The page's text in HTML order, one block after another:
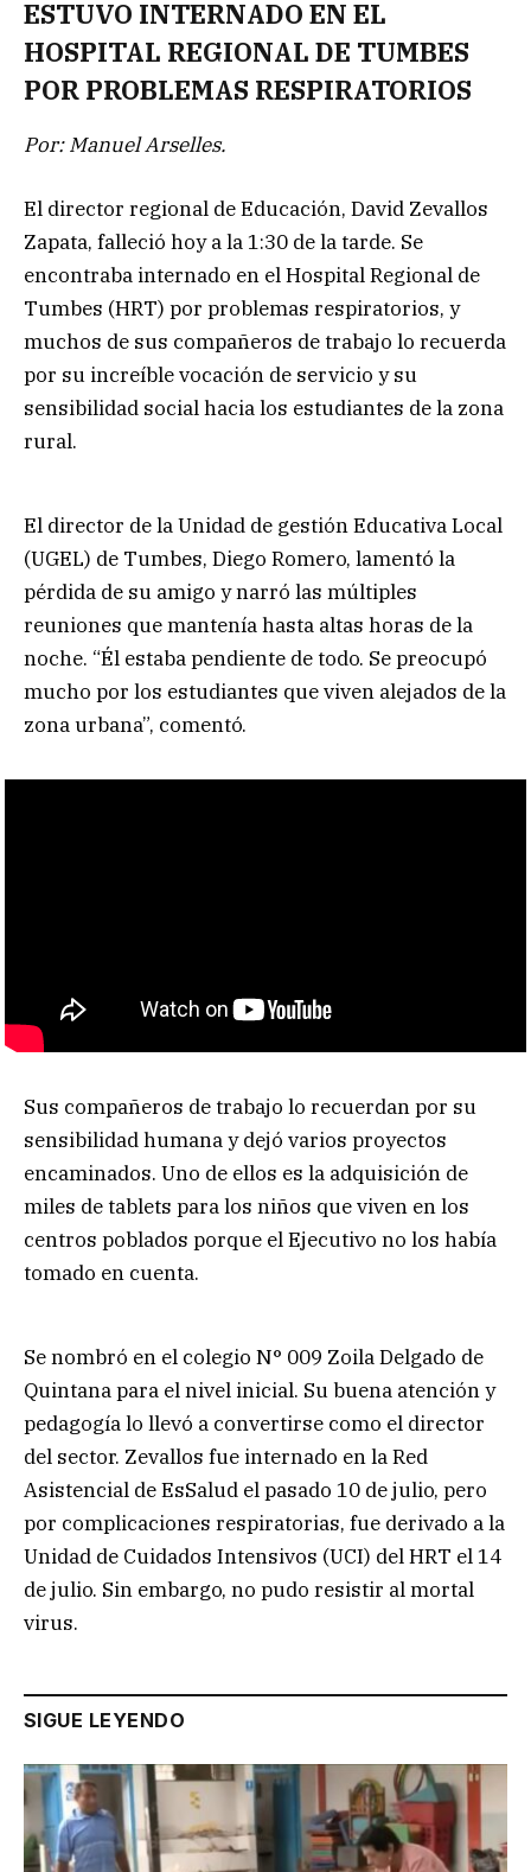
ESTUVO INTERNADO EN EL
HOSPITAL REGIONAL DE TUMBES
POR PROBLEMAS RESPIRATORIOS
Por: Manuel Arselles.
El director regional de Educación, David Zevallos
Zapata, falleció hoy a la 1:30 de la tarde. Se
encontraba internado en el Hospital Regional de
Tumbes (HRT) por problemas respiratorios, y
muchos de sus compañeros de trabajo lo recuerda
por su increíble vocación de servicio y su
sensibilidad social hacia los estudiantes de la zona
rural.
El director de la Unidad de gestión Educativa Local
(UGEL) de Tumbes, Diego Romero, lamentó la
pérdida de su amigo y narró las múltiples
reuniones que mantenía hasta altas horas de la
noche. “Él estaba pendiente de todo. Se preocupó
mucho por los estudiantes que viven alejados de la
zona urbana”, comentó.
Sus compañeros de trabajo lo recuerdan por su
sensibilidad humana y dejó varios proyectos
encaminados. Uno de ellos es la adquisición de
miles de tablets para los niños que viven en los
centros poblados porque el Ejecutivo no los había
tomado en cuenta.
Se nombró en el colegio N° 009 Zoila Delgado de
Quintana para el nivel inicial. Su buena atención y
pedagogía lo llevó a convertirse como el director
del sector. Zevallos fue internado en la Red
Asistencial de EsSalud el pasado 10 de julio, pero
por complicaciones respiratorias, fue derivado a la
Unidad de Cuidados Intensivos (UCI) del HRT el 14
de julio. Sin embargo, no pudo resistir al mortal
virus.
SIGUE LEYENDO